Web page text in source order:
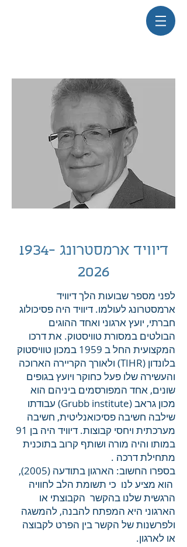
דיוויד ארמסטרונג 1934-
2026
לפני מספר שבועות הלך דיוויד
ארמסטרונג לעולמו. דיוויד היה פסיכולוג
חברתי, יועץ ארגוני ואחד ההוגים
הבולטים במסורת טוויסטוק. את דרכו
המקצועית החל ב 1959 במכון טוויסטוק
בלונדון (TIHR) ולאורך הקריירה הארוכה
והעשירה שלו פעל כחוקר ויועץ בגופים
שונים, אחד המפורסמים ביניהם הוא
מכון גראב (Grubb institute) עבודתו
שילבה חשיבה פסיכואנליטית, חשיבה
מערכתית ויחסי קבוצות. דיוויד היה בן 91
במותו והיה מורה ושותף קרוב בתוכנית
מתחילת דרכה .
בספרו החשוב: הארגון בתודעה (2005),
הוא מציע לנו כי תשומת הלב לחוויה
הרגשית שלנו בהקשר הקבוצתי או
הארגוני היא המפתח להבנה, להמשגה
ולפרשנות של הקשר בין הפרט לקבוצה
או לארגון.